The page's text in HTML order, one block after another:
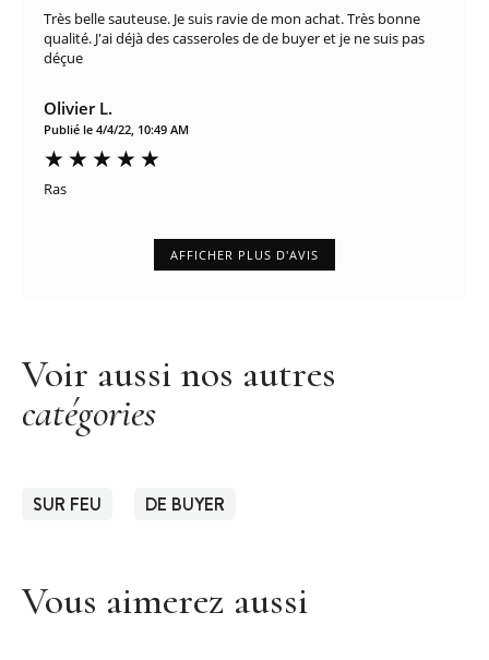
Très belle sauteuse. Je suis ravie de mon achat. Très bonne
qualité. J'ai déjà des casseroles de de buyer et je ne suis pas
déçue
Olivier L.
Publié le 4/4/22, 10:49 AM
Ras
AFFICHER PLUS D'AVIS
Voir aussi nos autres
catégories
SUR FEU DE BUYER
Vous aimerez aussi